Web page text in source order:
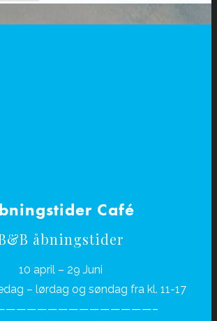
Café
åbningstider
10 april – 29 Juni
– lørdag og søndag fra kl. 11-17